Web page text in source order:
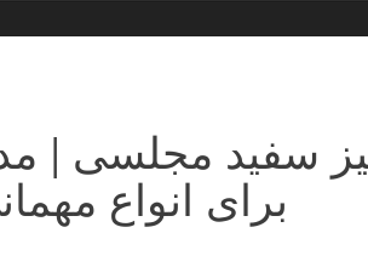
سفید مجلسی |
برای انواع